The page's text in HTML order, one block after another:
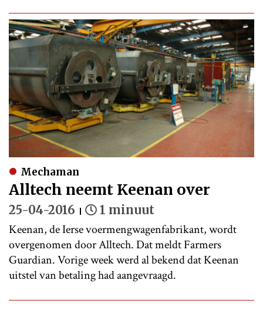
Mechaman
Alltech neemt Keenan over
25-04-2016 1 minuut
Keenan, de Ierse voermengwagenfabrikant, wordt
overgenomen door Alltech. Dat meldt Farmers
Guardian. Vorige week werd al bekend dat Keenan
uitstel van betaling had aangevraagd.